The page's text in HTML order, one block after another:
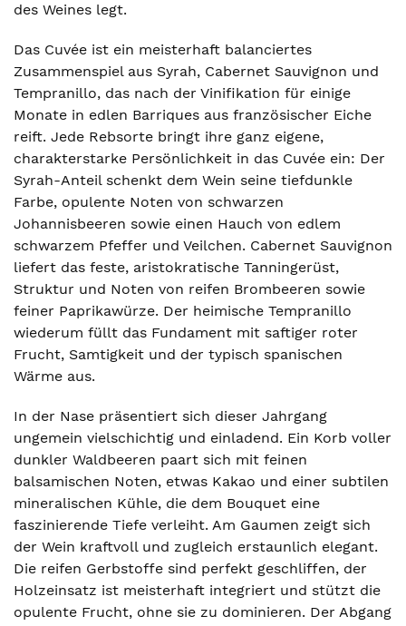
des Weines legt.
Das Cuvée ist ein meisterhaft balanciertes
Zusammenspiel aus Syrah, Cabernet Sauvignon und
Tempranillo, das nach der Vinifikation für einige
Monate in edlen Barriques aus französischer Eiche
reift. Jede Rebsorte bringt ihre ganz eigene,
charakterstarke Persönlichkeit in das Cuvée ein: Der
Syrah-Anteil schenkt dem Wein seine tiefdunkle
Farbe, opulente Noten von schwarzen
Johannisbeeren sowie einen Hauch von edlem
schwarzem Pfeffer und Veilchen. Cabernet Sauvignon
liefert das feste, aristokratische Tanningerüst,
Struktur und Noten von reifen Brombeeren sowie
feiner Paprikawürze. Der heimische Tempranillo
wiederum füllt das Fundament mit saftiger roter
Frucht, Samtigkeit und der typisch spanischen
Wärme aus.
In der Nase präsentiert sich dieser Jahrgang
ungemein vielschichtig und einladend. Ein Korb voller
dunkler Waldbeeren paart sich mit feinen
balsamischen Noten, etwas Kakao und einer subtilen
mineralischen Kühle, die dem Bouquet eine
faszinierende Tiefe verleiht. Am Gaumen zeigt sich
der Wein kraftvoll und zugleich erstaunlich elegant.
Die reifen Gerbstoffe sind perfekt geschliffen, der
Holzeinsatz ist meisterhaft integriert und stützt die
opulente Frucht, ohne sie zu dominieren. Der Abgang